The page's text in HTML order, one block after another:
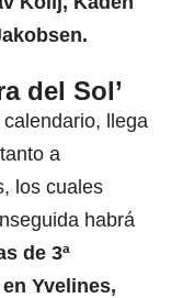
del Sol’
llega
a
los cuales
habrá
de 3ª
Yvelines,